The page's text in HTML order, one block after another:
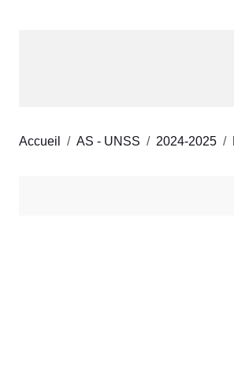
Accueil AS - UNSS 2024-2025